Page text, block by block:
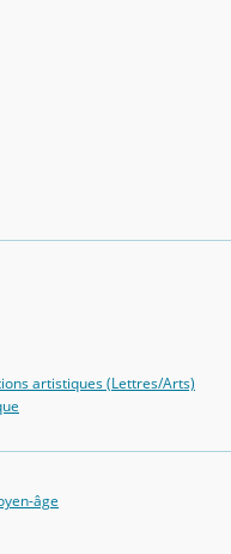
artistiques (Lettres/Arts)
âge